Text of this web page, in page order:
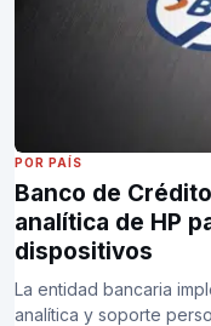
POR PAÍS
Banco de
analítica de HP
dispositivos
La entidad bancaria
analítica y soporte